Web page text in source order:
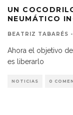
UN
NEUMÁTICO
BEATRIZ TABARÉS
Ahora el objetivo
es liberarlo
NOTICIAS 0